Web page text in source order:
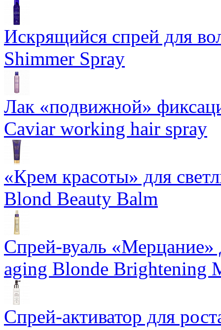
Искрящийся спрей для
Shimmer Spray
Лак «подвижной»
Caviar working hair spray
«Крем красоты» для
Blond Beauty Balm
Спрей-вуаль «Мерцание»
aging Blonde Brightening
Спрей-активатор для